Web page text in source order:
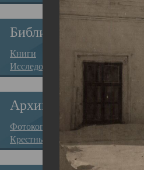
Библиотека
Книги
Исследования
Архив
Фотокопии дел
Крестные ходы